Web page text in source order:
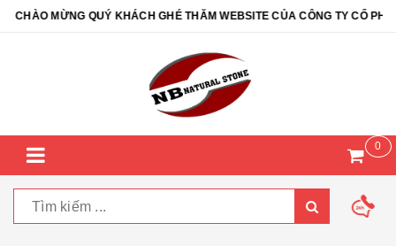
MỪNG QUÝ KHÁCH GHÉ THĂM WEBSITE CỦA CÔNG TY CỔ
0